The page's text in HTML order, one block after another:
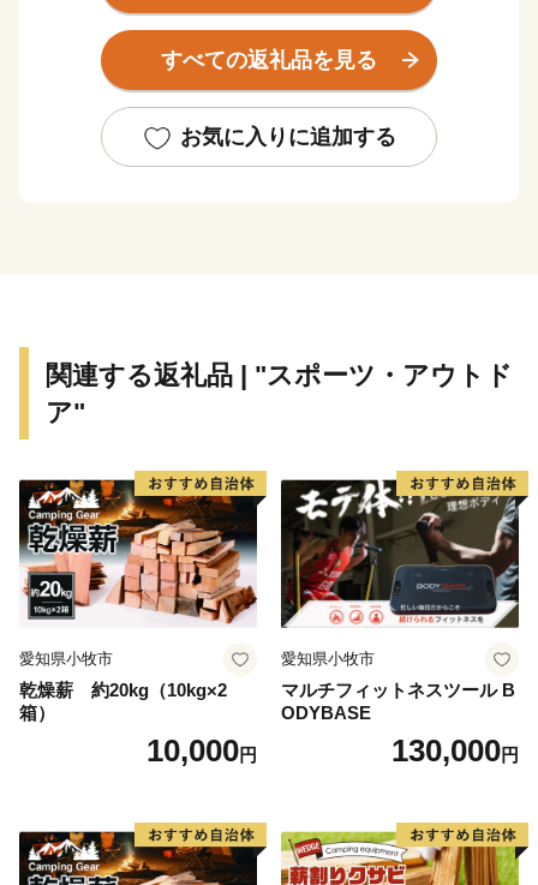
すべての返礼品を見る
お気に入りに追加する
関連する返礼品 | "スポーツ・アウトド
ア"
愛知県小牧市
乾燥薪 約20kg（10kg×2
箱）
10,000円
愛知県小牧市
マルチフィットネスツール B
ODYBASE
130,000円